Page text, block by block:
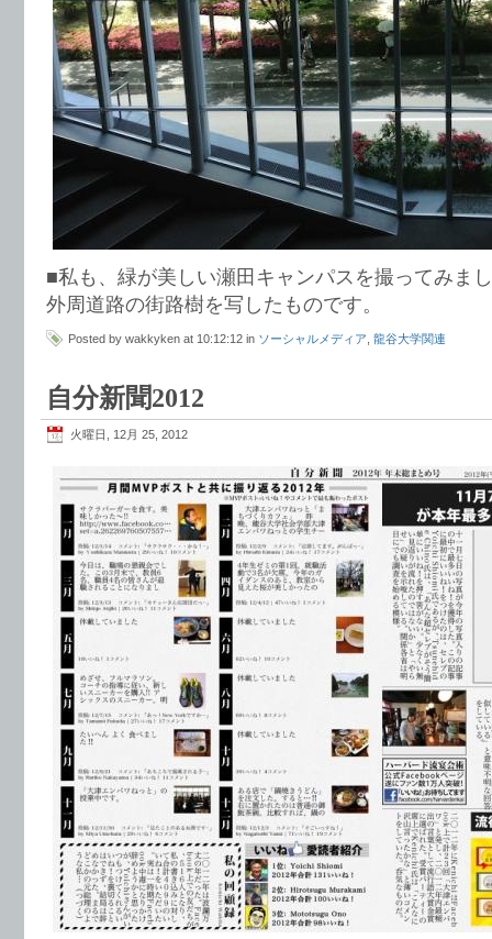
■私も、緑が美しい瀬田キャンパスを撮ってみま
外周道路の街路樹を写したものです。
Posted by wakkyken at 10:12:12 in ソーシャルメディア 龍谷大学関連
自分新聞2012
火曜日, 12月 25, 2012